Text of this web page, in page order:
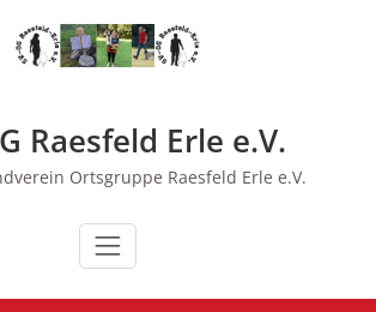
Raesfeld Erle e.V.
Ortsgruppe Raesfeld Erle e.V.